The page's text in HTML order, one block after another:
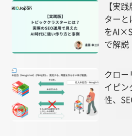
【実
ターと
を
で解説
クロ
イピン
性、